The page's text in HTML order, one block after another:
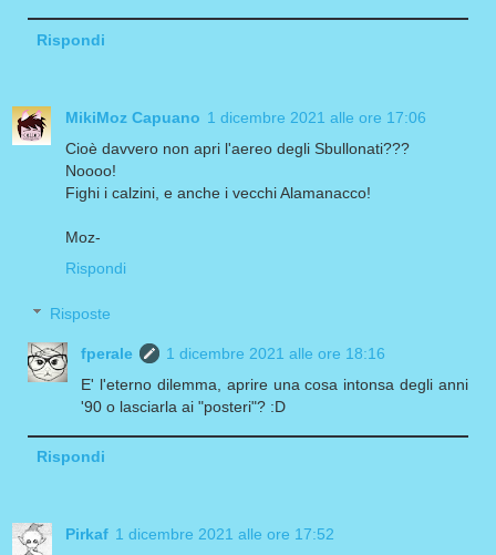
Rispondi
MikiMoz Capuano 1 dicembre 2021 alle ore 17:06
Cioè davvero non apri l'aereo degli Sbullonati???
Noooo!
Fighi i calzini, e anche i vecchi Alamanacco!
Moz-
Rispondi
Risposte
fperale
1 dicembre 2021 alle ore 18:16
E' l'eterno dilemma, aprire una cosa intonsa degli anni
'90 o lasciarla ai "posteri"? :D
Rispondi
Pirkaf 1 dicembre 2021 alle ore 17:52